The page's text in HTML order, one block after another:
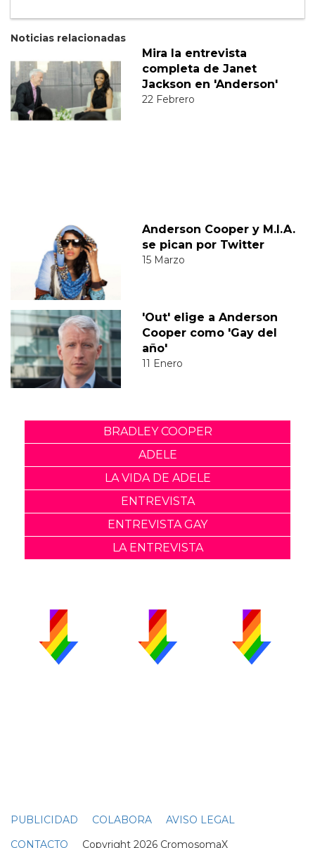
Noticias relacionadas
Mira la entrevista
completa de Janet
Jackson en 'Anderson'
22 Febrero
Anderson Cooper y M.I.A.
se pican por Twitter
15 Marzo
'Out' elige a Anderson
Cooper como 'Gay del
año'
11 Enero
BRADLEY COOPER
ADELE
LA VIDA DE ADELE
ENTREVISTA
ENTREVISTA GAY
LA ENTREVISTA
PUBLICIDAD COLABORA
AVISO LEGAL
CONTACTO Copyright 2026 CromosomaX